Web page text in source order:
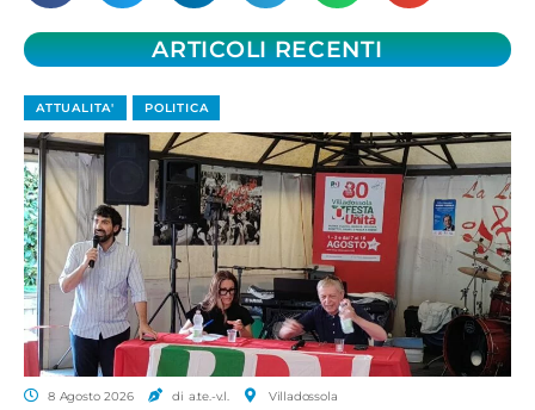
ARTICOLI RECENTI
ATTUALITA' POLITICA
8 Agosto 2026 di a.te.-v.l. Villadossola